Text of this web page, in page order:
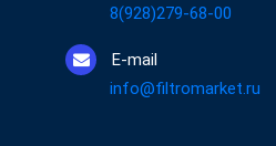
8(928)279-68-00
E-mail
info@filtromarket.ru